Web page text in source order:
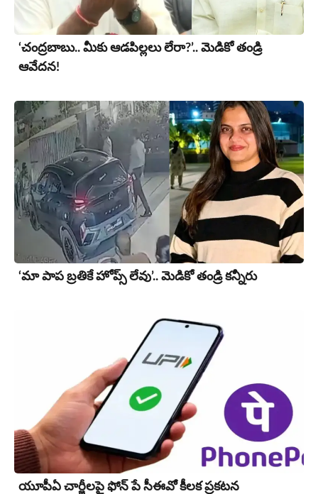
‘చంద్రబాబు.. మీకు ఆడపిల్లలు లేరా?’.. మెడికో తండ్రి
ఆవేదన!
‘మా పాప బ్రతికే హోప్స్ లేవు’.. మెడికో తండ్రి కన్నీరు
యూపీఏ చార్జీల‌పై ఫోన్ పే సీఈవో కీల‌క ప్ర‌క‌ట‌న‌